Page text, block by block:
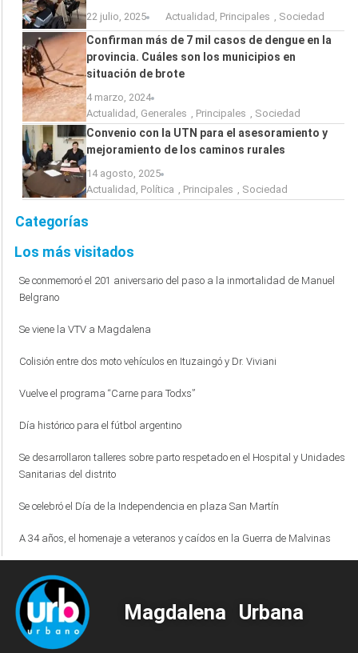
22 julio, 2025 Actualidad , Principales , Sociedad
Confirman más de 7 mil casos de dengue en la
provincia. Cuáles son los municipios en
situación de brote
4 marzo, 2024
Actualidad , Generales , Principales , Sociedad
Convenio con la UTN para el asesoramiento y
mejoramiento de los caminos rurales
14 agosto, 2025
Actualidad , Política , Principales , Sociedad
Categorías
Los más visitados
Se conmemoró el 201 aniversario del paso a la inmortalidad de Manuel
Belgrano
Se viene la VTV a Magdalena
Colisión entre dos moto vehículos en Ituzaingó y Dr. Viviani
Vuelve el programa “Carne para Todxs”
Día histórico para el fútbol argentino
Se desarrollaron talleres sobre parto respetado en el Hospital y Unidades
Sanitarias del distrito
Se celebró el Día de la Independencia en plaza San Martín
A 34 años, el homenaje a veteranos y caídos en la Guerra de Malvinas
Magdalena Urbana